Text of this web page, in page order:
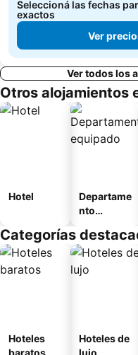
Seleccioná las fechas
exactos
Ver
Ver todos los
Otros alojamientos
Hotel
Departame
nto
Categorías
Hoteles
Hoteles de